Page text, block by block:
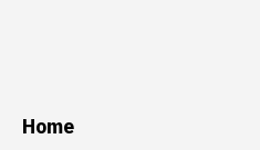
Home